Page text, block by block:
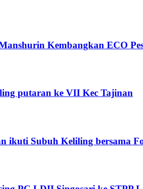
Kembangkan ECO
putaran ke VII Kec Tajinan
ikuti Subuh Keliling bersama